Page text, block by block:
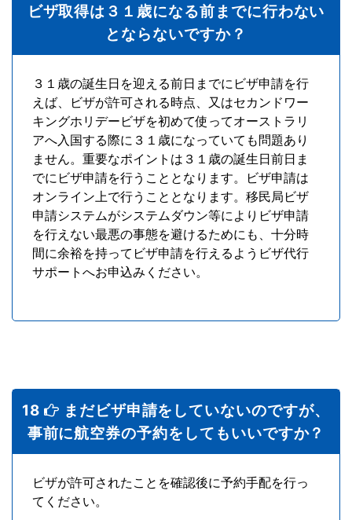
ビザ取得は３１歳になる前までに行わない
とならないですか？
３１歳の誕生日を迎える前日までにビザ申請を行
えば、ビザが許可される時点、又はセカンドワー
キングホリデービザを初めて使ってオーストラリ
アへ入国する際に３１歳になっていても問題あり
ません。重要なポイントは３１歳の誕生日前日ま
でにビザ申請を行うこととなります。ビザ申請は
オンライン上で行うこととなります。移民局ビザ
申請システムがシステムダウン等によりビザ申請
を行えない最悪の事態を避けるためにも、十分時
間に余裕を持ってビザ申請を行えるようビザ代行
サポートへお申込みください。
18
まだビザ申請をしていないのですが、
事前に航空券の予約をしてもいいですか？
ビザが許可されたことを確認後に予約手配を行っ
てください。